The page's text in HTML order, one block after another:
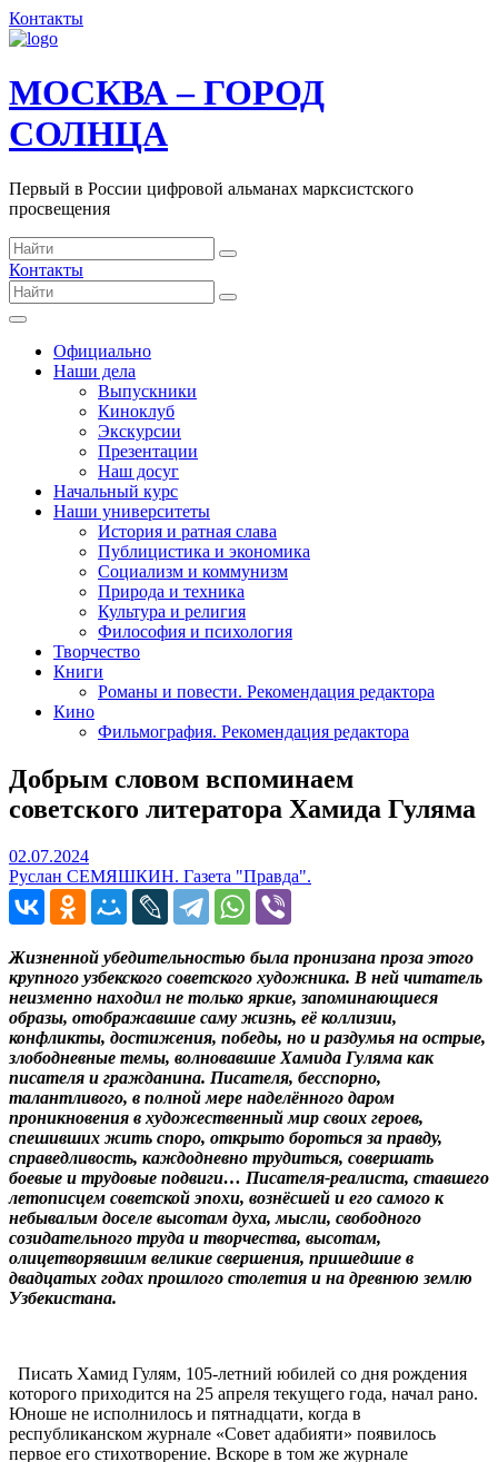
Контакты
МОСКВА – ГОРОД
СОЛНЦА
Первый в России цифровой альманах марксистского
просвещения
Контакты
Официально
Наши дела
Выпускники
Киноклуб
Экскурсии
Презентации
Наш досуг
Начальный курс
Наши университеты
История и ратная слава
Публицистика и экономика
Социализм и коммунизм
Природа и техника
Культура и религия
Философия и психология
Творчество
Книги
Романы и повести. Рекомендация редактора
Кино
Фильмография. Рекомендация редактора
Добрым словом вспоминаем
советского литератора Хамида Гуляма
02.07.202402.07.2024
Руслан СЕМЯШКИН. Газета "Правда".
Жизненной убедительностью была пронизана проза этого
крупного узбекского советского художника. В ней читатель
неизменно находил не только яркие, запоминающиеся
образы, отображавшие саму жизнь, её коллизии,
конфликты, достижения, победы, но и раздумья на острые,
злободневные темы, волновавшие Хамида Гуляма как
писателя и гражданина. Писателя, бесспорно,
талантливого, в полной мере наделённого даром
проникновения в художественный мир своих героев,
спешивших жить споро, открыто бороться за правду,
справедливость, каждодневно трудиться, совершать
боевые и трудовые подвиги… Писателя-реалиста, ставшего
летописцем советской эпохи, вознёсшей и его самого к
небывалым доселе высотам духа, мысли, свободного
созидательного труда и творчества, высотам,
олицетворявшим великие свершения, пришедшие в
двадцатых годах прошлого столетия и на древнюю землю
Узбекистана.
Писать Хамид Гулям, 105-летний юбилей со дня рождения
которого приходится на 25 апреля текущего года, начал рано.
Юноше не исполнилось и пятнадцати, когда в
республиканском журнале «Совет адабияти» появилось
первое его стихотворение. Вскоре в том же журнале